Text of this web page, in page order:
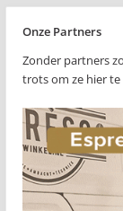
Onze Partners
Zonder partners
trots om ze hier